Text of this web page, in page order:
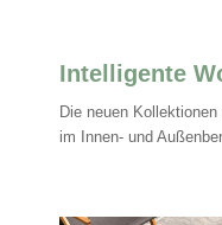
Intelligente
Die neuen
im Innen- und